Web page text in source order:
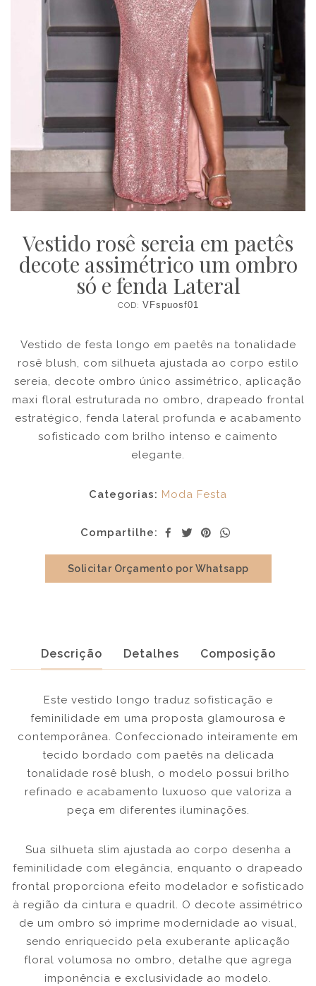
Vestido rosê sereia em paetês
decote assimétrico um ombro
só e fenda Lateral
COD: VFspuosf01
Vestido de festa longo em paetês na tonalidade
rosê blush, com silhueta ajustada ao corpo estilo
sereia, decote ombro único assimétrico, aplicação
maxi floral estruturada no ombro, drapeado frontal
estratégico, fenda lateral profunda e acabamento
sofisticado com brilho intenso e caimento
elegante.
Categorias: Moda Festa
Compartilhe:
Solicitar Orçamento por Whatsapp
Descrição Detalhes Composição
Este vestido longo traduz sofisticação e
feminilidade em uma proposta glamourosa e
contemporânea. Confeccionado inteiramente em
tecido bordado com paetês na delicada
tonalidade rosê blush, o modelo possui brilho
refinado e acabamento luxuoso que valoriza a
peça em diferentes iluminações.
Sua silhueta slim ajustada ao corpo desenha a
feminilidade com elegância, enquanto o drapeado
frontal proporciona efeito modelador e sofisticado
à região da cintura e quadril. O decote assimétrico
de um ombro só imprime modernidade ao visual,
sendo enriquecido pela exuberante aplicação
floral volumosa no ombro, detalhe que agrega
imponência e exclusividade ao modelo.